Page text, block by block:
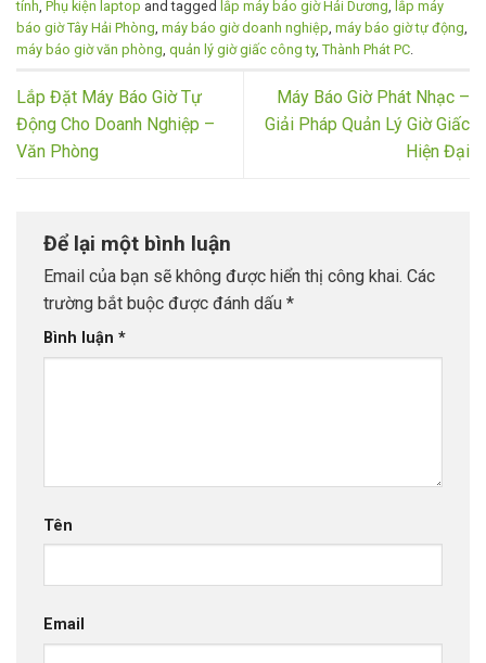
tính Phụ kiện laptop and tagged lắp máy báo giờ Hải Dương lắp máy
báo giờ Tây Hải Phòng máy báo giờ doanh nghiệp máy báo giờ tự động
máy báo giờ văn phòng quản lý giờ giấc công ty, Thành Phát PC
Lắp Đặt Máy Báo Giờ Tự
Động Cho Doanh Nghiệp –
Văn Phòng
Máy Báo Giờ Phát Nhạc –
Giải Pháp Quản Lý Giờ Giấc
Hiện Đại
Để lại một bình luận
Email của bạn sẽ không được hiển thị công khai. Các
trường bắt buộc được đánh dấu *
Bình luận *
Tên
Email